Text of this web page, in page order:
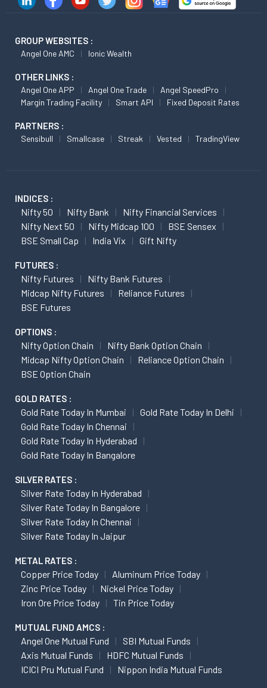
GROUP WEBSITES :
Angel One AMC Ionic Wealth
OTHER LINKS :
Angel One APP Angel One Trade
Angel SpeedPro
Margin Trading Facility
Smart API Fixed Deposit Rates
PARTNERS :
Sensibull Smallcase Streak Vested TradingView
INDICES :
Nifty 50 Nifty Bank
Nifty Financial Services
Nifty Next 50
Nifty Midcap 100
BSE Sensex
BSE Small Cap
India Vix Gift Nifty
FUTURES :
Nifty Futures
Nifty Bank Futures
Midcap Nifty Futures
Reliance Futures
BSE Futures
OPTIONS :
Nifty Option Chain
Nifty Bank Option Chain
Midcap Nifty Option Chain
Reliance Option Chain
BSE Option Chain
GOLD RATES :
Gold Rate Today In Mumbai
Gold Rate Today In Delhi
Gold Rate Today In Chennai
Gold Rate Today In Hyderabad
Gold Rate Today In Bangalore
SILVER RATES :
Silver Rate Today In Hyderabad
Silver Rate Today In Bangalore
Silver Rate Today In Chennai
Silver Rate Today In Jaipur
METAL RATES :
Copper Price Today
Aluminum Price Today
Zinc Price Today
Nickel Price Today
Iron Ore Price Today
Tin Price Today
MUTUAL FUND AMCS :
Angel One Mutual Fund
SBI Mutual Funds
Axis Mutual Funds
HDFC Mutual Funds
ICICI Pru Mutual Fund
Nippon India Mutual Funds